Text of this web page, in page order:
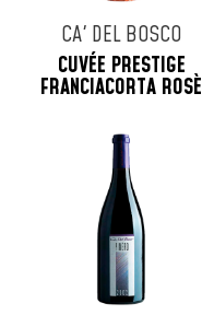
CA' DEL BOSCO
CUVÉE PRESTIGE
FRANCIACORTA ROSÈ